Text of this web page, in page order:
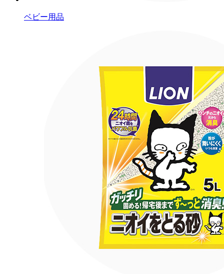
ベビー用品